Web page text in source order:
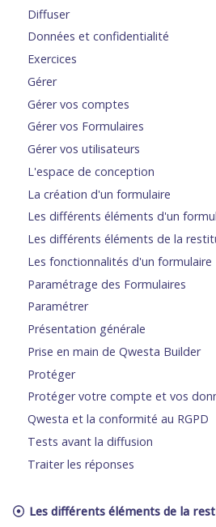
Diffuser
Données et confidentialité
Exercices
Gérer
Gérer vos comptes
Gérer vos Formulaires
Gérer vos utilisateurs
L'espace de conception
La création d'un formulaire
Les différents éléments d'un
Les différents éléments de la
Les fonctionnalités d'un formulaire
Paramétrage des Formulaires
Paramétrer
Présentation générale
Prise en main de Qwesta Builder
Protéger
Protéger votre compte et vos
Qwesta et la conformité au RGPD
Tests avant la diffusion
Traiter les réponses
Les différents éléments de la